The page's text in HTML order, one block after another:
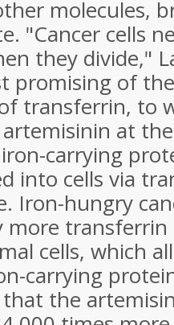
molecules,
"Cancer cells
they divide,"
promising of
transferrin, to
at
carrying
into cells via
Iron-hungry
more
cells, which
carrying
the